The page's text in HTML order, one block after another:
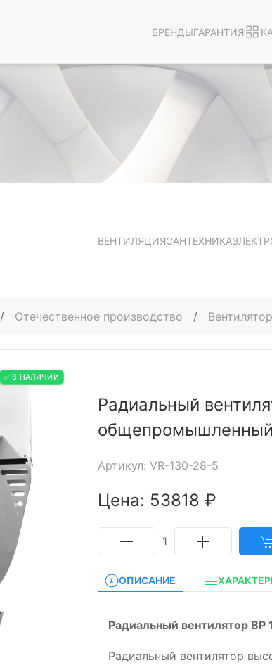
БРЕНДЫГАРАНТИЯ
ВЕНТИЛЯЦИЯСАНТЕХНИКА
/ Отечественное производство /
✅ В НАЛИЧИИ
Радиальный
общепромышленный
Артикул: VR-130-28-5
Цена: 53818 ₽
1
ОПИСАНИЕ
Радиальный вентилятор
Радиальный вентилятор